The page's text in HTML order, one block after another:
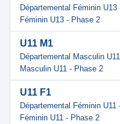
Départemental Féminin
Féminin U13 - Phase 2
U11 M1
Départemental Masculin
Masculin U11 - Phase 2
U11 F1
Départemental Féminin
Féminin U11 - Phase 2